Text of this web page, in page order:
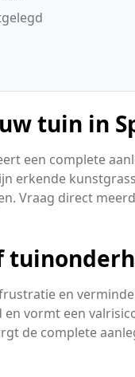
tuin in
een complete
erkende
Vraag direct
en
vormt een
de complete